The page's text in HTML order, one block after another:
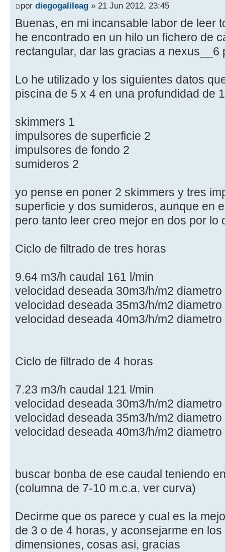
por diegogalileag » 21 Jun 2012, 23:45
Buenas, en mi incansable labor de leer
he encontrado en un hilo un fichero de
rectangular, dar las gracias a nexus__6
Lo he utilizado y los siguientes datos
piscina de 5 x 4 en una profundidad de
skimmers 1
impulsores de superficie 2
impulsores de fondo 2
sumideros 2
yo pense en poner 2 skimmers y tres
superficie y dos sumideros, aunque en
pero tanto leer creo mejor en dos por lo
Ciclo de filtrado de tres horas
9.64 m3/h caudal 161 l/min
velocidad deseada 30m3/h/m2 diametro
velocidad deseada 35m3/h/m2 diametro
velocidad deseada 40m3/h/m2 diametro
Ciclo de filtrado de 4 horas
7.23 m3/h caudal 121 l/min
velocidad deseada 30m3/h/m2 diametro
velocidad deseada 35m3/h/m2 diametro
velocidad deseada 40m3/h/m2 diametro
buscar bonba de ese caudal teniendo
(columna de 7-10 m.c.a. ver curva)
Decirme que os parece y cual es la
de 3 o de 4 horas, y aconsejarme en
dimensiones, cosas asi, gracias